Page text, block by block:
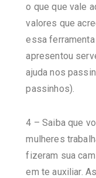
o que que vale
valores que
essa
apresentou
ajuda nos
passinhos).
4 – Saiba que
mulheres
fizeram sua
em te auxiliar.